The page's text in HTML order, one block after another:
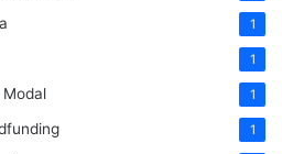
1
1
1
1